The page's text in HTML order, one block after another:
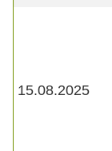
15.08.2025